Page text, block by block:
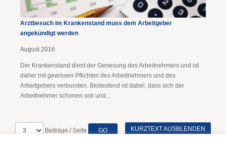
Arztbesuch im Krankenstand muss dem Arbeitgeber
angekündigt werden
August 2016
Der Krankenstand dient der Genesung des Arbeitnehmers und ist
daher mit gewissen Pflichten des Arbeitnehmers und des
Arbeitgebers verbunden. Bedeutend ist dabei, dass sich der
Arbeitnehmer schonen soll und...
Beiträge / Seite KURZTEXT AUSBLENDEN